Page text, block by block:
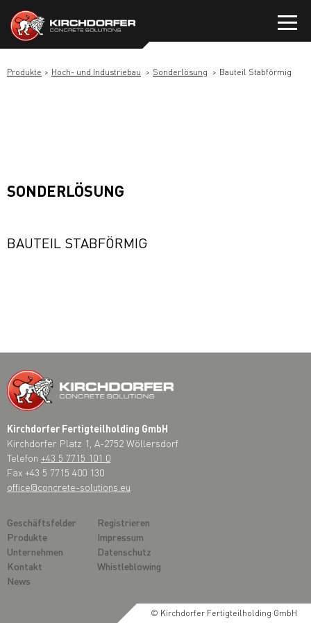
Inhalt
springen
Produkte Hoch- und Industriebau Sonderlösung Bauteil Stabförmig
SONDERLÖSUNG
BAUTEIL STABFÖRMIG
Kirchdorfer Fertigteilholding GmbH
Kirchdorfer Platz 1, A-2752 Wöllersdorf
Telefon +43 5 7715 101 0
Fax +43 5 7715 400 130
office@concrete-solutions.eu
Geschäftsfelder
Produkte
Unternehmen
Kontakt
News
Registrieren
Impressum
Datenschutz
Whistleblowing
© Kirchdorfer Fertigteilholding GmbH